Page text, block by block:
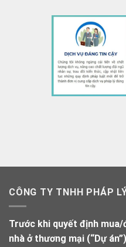
CÔNG TY TNHH PHÁP
Trước khi quyết định
nhà ở thương mại (“Dự